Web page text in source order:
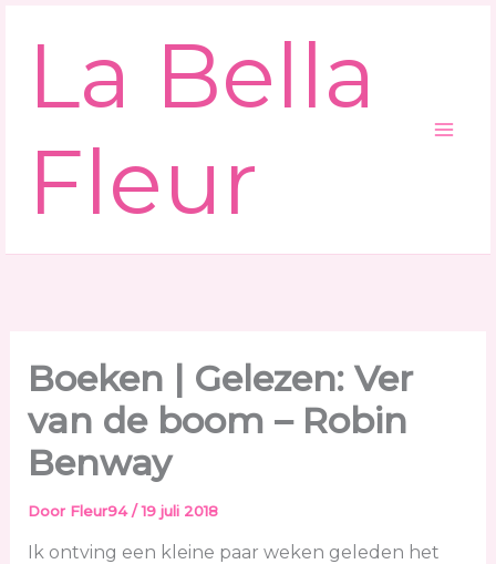
naar
inhoudLa Bella
Fleur
Boeken | Gelezen: Ver
van de boom – Robin
Benway
Door Fleur94/19 juli 2018
Ik ontving een kleine paar weken geleden het